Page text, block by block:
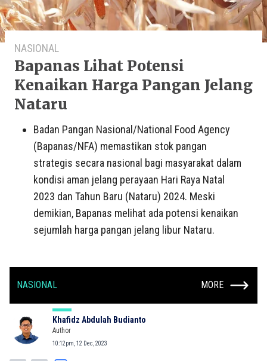
NASIONAL
Bapanas Lihat Potensi
Kenaikan Harga Pangan Jelang
Nataru
Badan Pangan Nasional/National Food Agency
(Bapanas/NFA) memastikan stok pangan
strategis secara nasional bagi masyarakat dalam
kondisi aman jelang perayaan Hari Raya Natal
2023 dan Tahun Baru (Nataru) 2024. Meski
demikian, Bapanas melihat ada potensi kenaikan
sejumlah harga pangan jelang libur Nataru.
NASIONAL MORE
Khafidz Abdulah Budianto
Author
10:12pm, 12 Dec, 2023